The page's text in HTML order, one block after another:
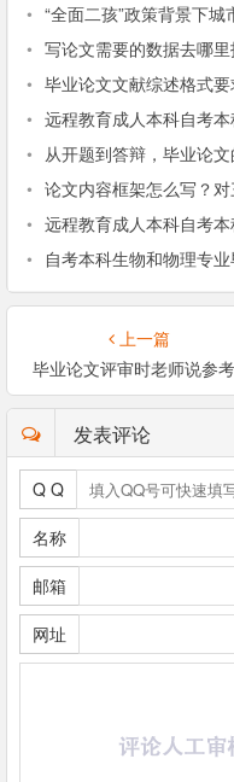
• “全面二孩”政策背景下
• 写论文需要的数据去哪里
• 毕业论文文献综述格式要
• 远程教育成人本科自考
• 从开题到答辩，毕业论
• 论文内容框架怎么写？
• 远程教育成人本科自考
•
自考本科生物和物理专
上一篇
毕业论文评审时老师说参
发表评论
Q Q
名称
邮箱
网址